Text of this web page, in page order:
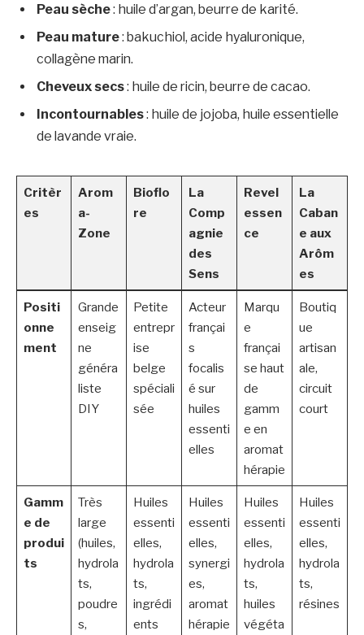
Peau sèche: huile d’argan, beurre de karité.
Peau mature: bakuchiol, acide hyaluronique,
collagène marin.
Cheveux secs: huile de ricin, beurre de cacao.
Incontournables: huile de jojoba, huile essentielle
de lavande vraie.
Critèr
es
Arom
a-
Zone
Bioflo
re
La
Comp
agnie
des
Sens
Revel
essen
ce
La
Caban
e aux
Arôm
es
Positi
onne
ment
Grande
enseig
ne
généra
liste
DIY
Petite
entrepr
ise
belge
spéciali
sée
Acteur
françai
s
focalis
é sur
huiles
essenti
elles
Marqu
e
françai
se haut
de
gamm
e en
aromat
hérapie
Boutiq
ue
artisan
ale,
circuit
court
Gamm
e de
produi
ts
Très
large
(huiles,
hydrola
ts,
poudre
s,
Huiles
essenti
elles,
hydrola
ts,
ingrédi
ents
Huiles
essenti
elles,
synergi
es,
aromat
hérapie
Huiles
essenti
elles,
hydrola
ts,
huiles
végéta
Huiles
essenti
elles,
hydrola
ts,
résines